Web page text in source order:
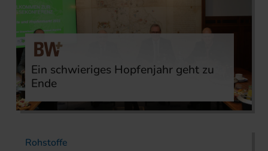
Ein schwieriges Hopfenjahr geht zu
Ende
Rohstoffe